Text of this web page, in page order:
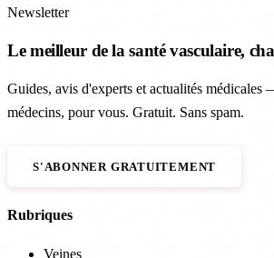
Newsletter
Le meilleur de la santé vasculaire,
Guides, avis d'experts et actualités médicales
médecins, pour vous. Gratuit. Sans spam.
S'ABONNER GRATUITEMENT
Rubriques
Veines